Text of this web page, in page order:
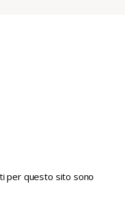
per questo sito sono